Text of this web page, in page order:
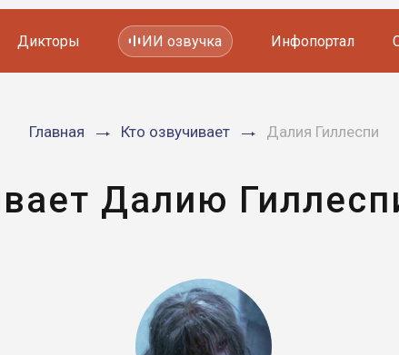
Мультфильмов
Дикторы ИИ озвучка Инфопортал
Главная Кто озвучивает Далия Гиллеспи
Далию